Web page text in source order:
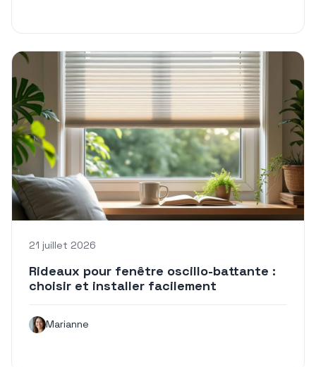
21 juillet 2026
Rideaux pour fenêtre oscillo-battante :
choisir et installer facilement
Marianne